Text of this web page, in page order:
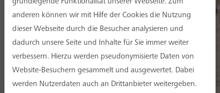
Methodik und Technologie
anderen können wir mit Hilfe der Cookies die Nutzung
dieser Webseite durch die Besucher analysieren und
dadurch unsere Seite und Inhalte für Sie immer weiter
verbessern. Hierzu werden pseudonymisierte Daten von
Website-Besuchern gesammelt und ausgewertet. Dabei
werden Nutzerdaten auch an Drittanbieter weitergeben.